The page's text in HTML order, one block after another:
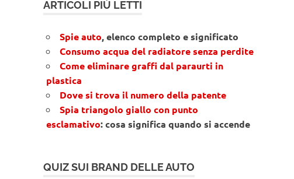
ARTICOLI PIÙ LETTI
Spie auto, elenco completo e significato
Consumo acqua del radiatore senza perdite
Come eliminare graffi dal paraurti in
plastica
Dove si trova il numero della patente
Spia triangolo giallo con punto
esclamativo: cosa significa quando si accende
QUIZ SUI BRAND DELLE AUTO